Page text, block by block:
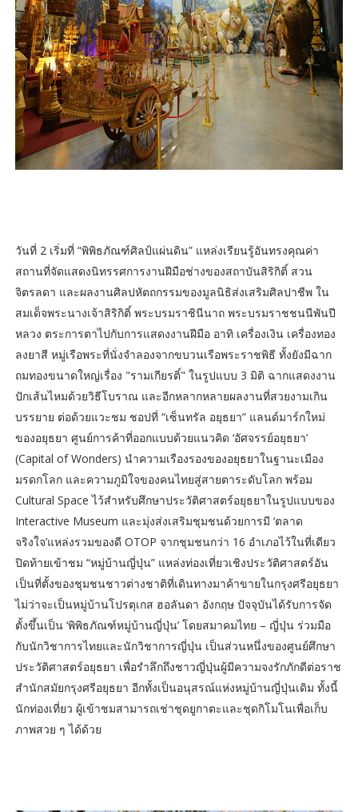
วันที่ 2 เริ่มที่ “พิพิธภัณฑ์ศิลป์แผ่นดิน” แหล่งเรียนรู้อันทรงคุณค่า
สถานที่จัดแสดงนิทรรศการงานฝีมือช่างของสถาบันสิริกิติ์ สวน
จิตรลดา และผลงานศิลปหัตถกรรมของมูลนิธิส่งเสริมศิลปาชีพ ใน
สมเด็จพระนางเจ้าสิริกิติ์ พระบรมราชินีนาถ พระบรมราชชนนีพันปี
หลวง ตระการตาไปกับการแสดงงานฝีมือ อาทิ เครื่องเงิน เครื่องทอง
ลงยาสี หมู่เรือพระที่นั่งจำลองจากขบวนเรือพระราชพิธี ทั้งยังมีฉาก
ถมทองขนาดใหญ่เรื่อง "รามเกียรติ์" ในรูปแบบ 3 มิติ ฉากแสดงงาน
ปักเส้นไหมด้วยวิธีโบราณ และอีกหลากหลายผลงานที่สวยงามเกิน
บรรยาย ต่อด้วยแวะชม ชอปที่ “เซ็นทรัล อยุธยา” แลนด์มาร์กใหม่
ของอยุธยา ศูนย์การค้าที่ออกแบบด้วยแนวคิด ‘อัศจรรย์อยุธยา’
(Capital of Wonders) นำความเรืองรองของอยุธยาในฐานะเมือง
มรดกโลก และความภูมิใจของคนไทยสู่สายตาระดับโลก พร้อม
Cultural Space ไว้สำหรับศึกษาประวัติศาสตร์อยุธยาในรูปแบบของ
Interactive Museum และมุ่งส่งเสริมชุมชนด้วยการมี ‘ตลาด
จริงใจ’แหล่งรวมของดี OTOP จากชุมชนกว่า 16 อำเภอไว้ในที่เดียว
ปิดท้ายเข้าชม “หมู่บ้านญี่ปุ่น” แหล่งท่องเที่ยวเชิงประวัติศาสตร์อัน
เป็นที่ตั้งของชุมชนชาวต่างชาติที่เดินทางมาค้าขายในกรุงศรีอยุธยา
ไม่ว่าจะเป็นหมู่บ้านโปรตุเกส ฮอลันดา อังกฤษ ปัจจุบันได้รับการจัด
ตั้งขึ้นเป็น ‘พิพิธภัณฑ์หมู่บ้านญี่ปุ่น’ โดยสมาคมไทย – ญี่ปุ่น ร่วมมือ
กับนักวิชาการไทยและนักวิชาการญี่ปุ่น เป็นส่วนหนึ่งของศูนย์ศึกษา
ประวัติศาสตร์อยุธยา เพื่อรำลึกถึงชาวญี่ปุ่นผู้มีความจงรักภักดีต่อราช
สำนักสมัยกรุงศรีอยุธยา อีกทั้งเป็นอนุสรณ์แห่งหมู่บ้านญี่ปุ่นเดิม ทั้งนี้
นักท่องเที่ยว ผู้เข้าชมสามารถเช่าชุดยูกาตะและชุดกิโมโนเพื่อเก็บ
ภาพสวย ๆ ได้ด้วย